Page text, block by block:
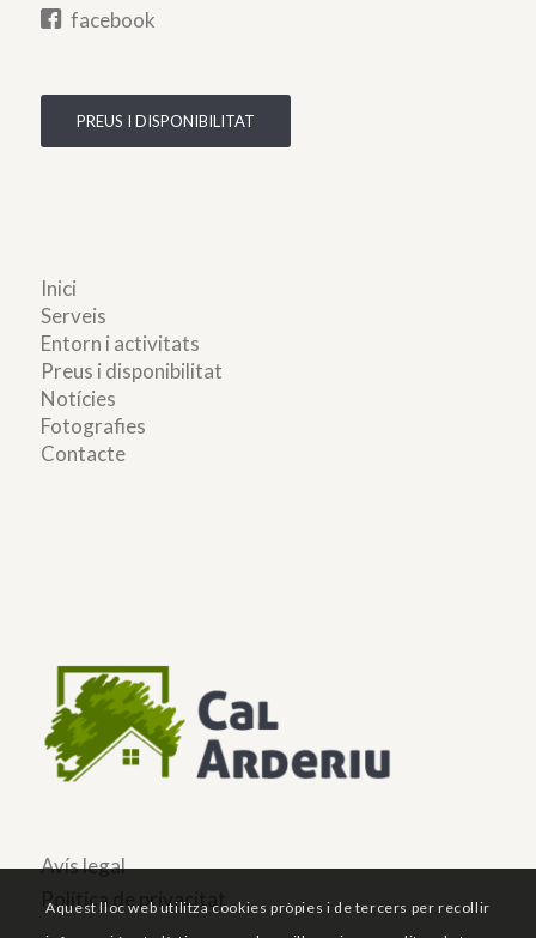
facebook
PREUS I DISPONIBILITAT
Inici
Serveis
Entorn i activitats
Preus i disponibilitat
Notícies
Fotografies
Contacte
Avís legal
Política de privacitat
Aquest lloc web utilitza cookies pròpies i de tercers per recollir